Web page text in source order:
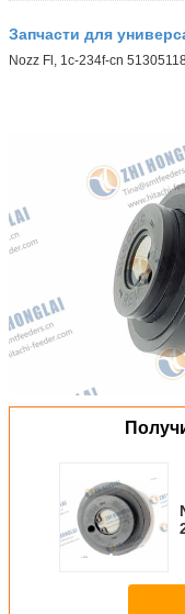
Запчасти для
Nozz Fl, 1c-234f-cn